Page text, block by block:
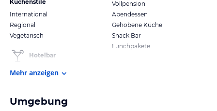
Küchenstile
International
Regional
Vegetarisch
Hotelbar
Vollpension
Abendessen
Gehobene Küche
Snack Bar
Lunchpakete
Mehr anzeigen
Umgebung